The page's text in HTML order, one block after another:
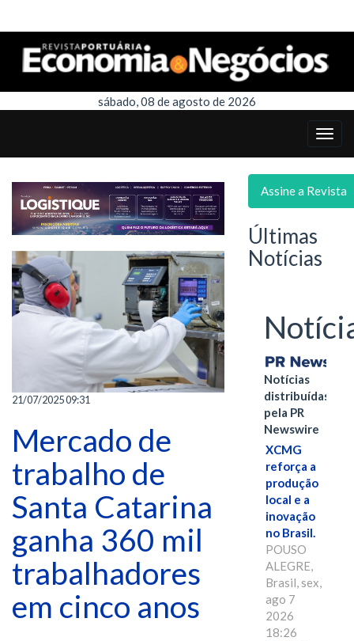
sábado, 08 de agosto de 2026
21/07/2025 09:31
Mercado de
trabalho de
Santa Catarina
ganha 360 mil
trabalhadores
em cinco anos
Assine a Revista
Últimas
Notícias
Notícias
distribuídas
pela PR
Newswire
XCMG
reforça a
produção
local e a
inovação
no Brasil.
POUSO
ALEGRE,
Brasil, sex,
ago 7
2026
18:26